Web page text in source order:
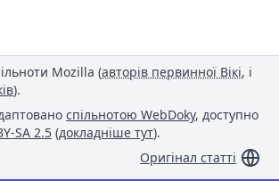
Mozilla (авторів первинної Вікі, і
).
спільнотою WebDoky, доступно
SA 2.5 (докладніше тут).
Оригінал статті